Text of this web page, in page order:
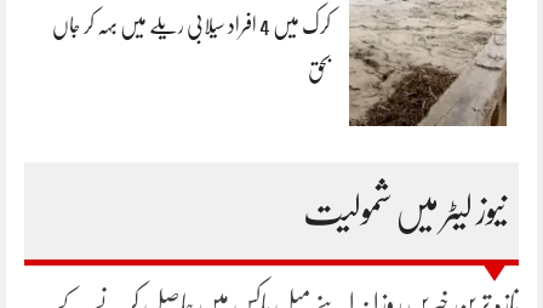
کرک میں 4 افراد سیلابی ریلے میں بہہ کر جاں
بحق
نیوز لیٹر میں شمولیت